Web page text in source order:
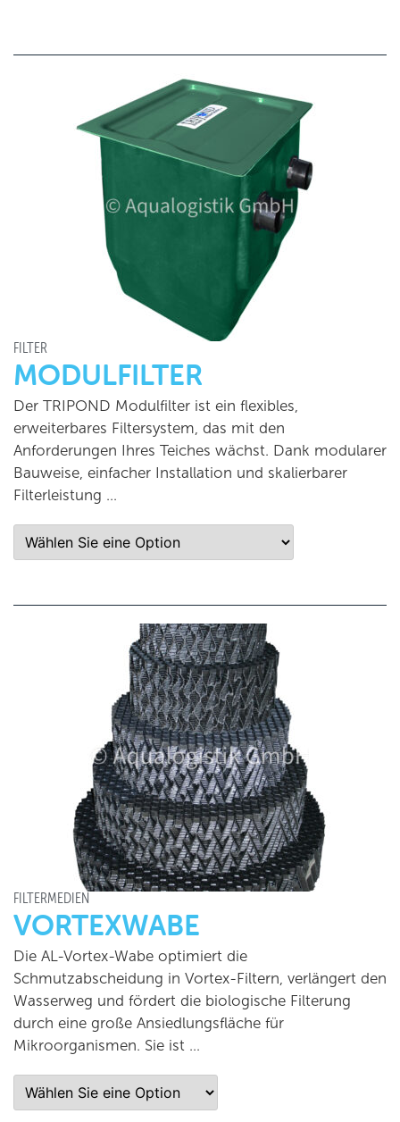
FILTER
MODULFILTER
Der TRIPOND Modulfilter ist ein flexibles,
erweiterbares Filtersystem, das mit den
Anforderungen Ihres Teiches wächst. Dank modularer
Bauweise, einfacher Installation und skalierbarer
Filterleistung …
FILTERMEDIEN
VORTEXWABE
Die AL-Vortex-Wabe optimiert die
Schmutzabscheidung in Vortex-Filtern, verlängert den
Wasserweg und fördert die biologische Filterung
durch eine große Ansiedlungsfläche für
Mikroorganismen. Sie ist …